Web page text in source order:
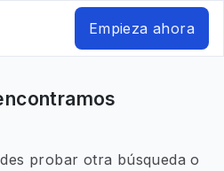
Empieza ahora
probar otra búsqueda o